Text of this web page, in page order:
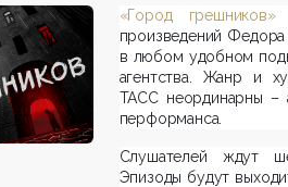
«Город грешников»
произведений
в любом удобном
агентства. Жанр и
ТАСС неординарны –
перформанса.
Слушателей ждут
Эпизоды будут